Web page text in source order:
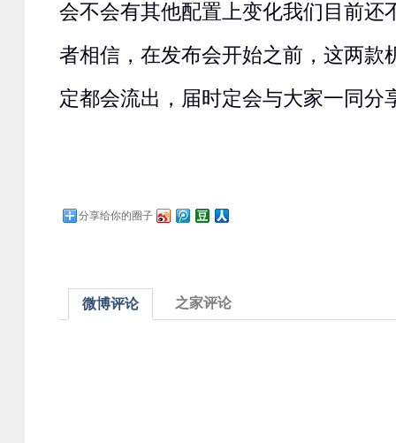
会不会有其他配置上变化我们目前还
者相信，在发布会开始之前，这两款
定都会流出，届时定会与大家一同分
分享给你的圈子
微博评论 之家评论